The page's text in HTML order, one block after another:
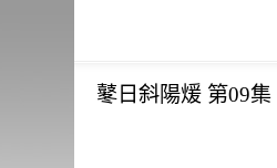
鼕日斜陽煖 第09集